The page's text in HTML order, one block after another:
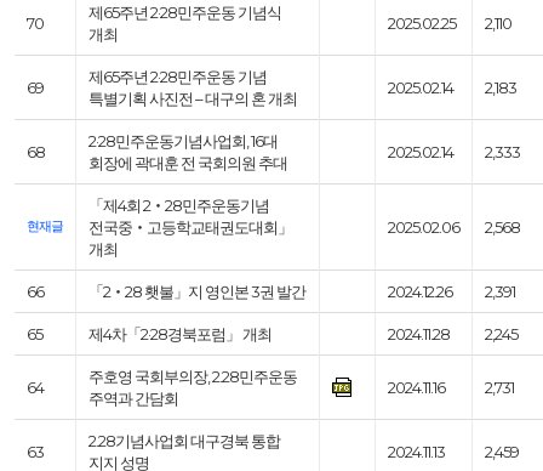
70
제65주년 2·28민주운동 기념식
개최
2025.02.25 2,110
69
제65주년 2·28민주운동 기념
특별기획 사진전 – 대구의 혼 개최
2025.02.14 2,183
68
2·28민주운동기념사업회, 16대
회장에 곽대훈 전 국회의원 추대
2025.02.14 2,333
현재글
「제4회 2‧28민주운동기념
전국중‧고등학교태권도대회」
개최
2025.02.06 2,568
66 「2‧28 횃불」지 영인본 3권 발간 2024.12.26 2,391
65 제4차「2·28경북포럼」 개최 2024.11.28 2,245
64
주호영 국회부의장, 2.28민주운동
주역과 간담회
2024.11.16 2,731
63
2.28기념사업회 대구경북 통합
지지 성명
2024.11.13 2,459